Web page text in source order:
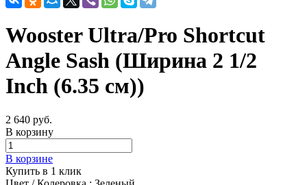
Wooster Ultra/Pro Shortcut
Angle Sash (Ширина 2 1/2
Inch (6.35 см))
2 640 руб.
В корзину
В корзине
Купить в 1 клик